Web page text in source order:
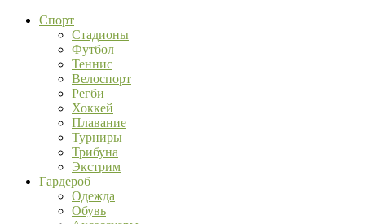
Спорт
Стадионы
Футбол
Теннис
Велоспорт
Регби
Хоккей
Плавание
Турниры
Трибуна
Экстрим
Гардероб
Одежда
Обувь